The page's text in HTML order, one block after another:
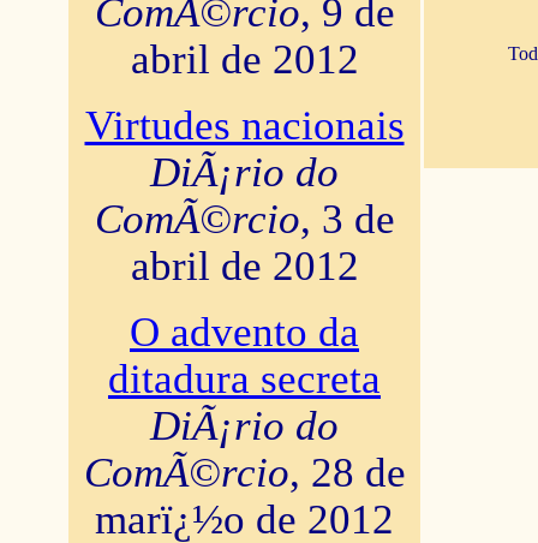
ComÃ©rcio, 9 de
abril de 2012
Virtudes nacionais
DiÃ¡rio do
ComÃ©rcio, 3 de
abril de 2012
O advento da
ditadura secreta
DiÃ¡rio do
ComÃ©rcio, 28 de
marï¿½o de 2012